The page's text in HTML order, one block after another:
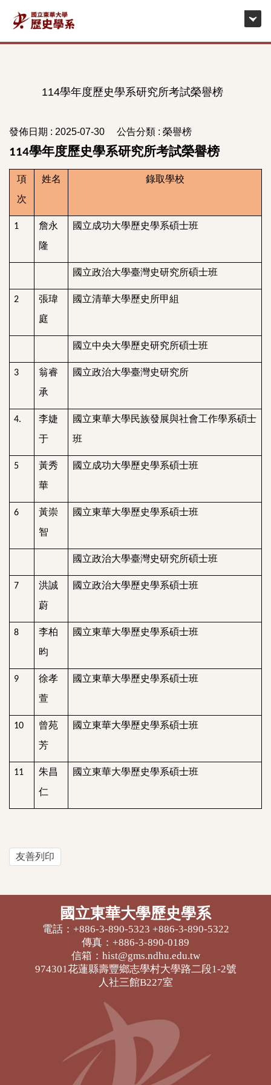
到
114學年度歷史學系研究所考試榮譽榜
發佈日期 : 2025-07-30 公告分類 : 榮譽榜
114學年度歷史學系研究所考試榮譽榜
項
次
姓名 錄取學校
1
詹永
隆
國立成功大學歷史學系碩士班
國立政治大學臺灣史研究所碩士班
2
張瑋
庭
國立清華大學歷史所甲組
國立中央大學歷史研究所碩士班
3
翁睿
承
國立政治大學臺灣史研究所
4.
李婕
于
國立東華大學民族發展與社會工作學系碩士
班
5
黃秀
華
國立成功大學歷史學系碩士班
6
黃崇
智
國立東華大學歷史學系碩士班
國立政治大學臺灣史研究所碩士班
7
洪誠
蔚
國立政治大學歷史學系碩士班
8
李柏
昀
國立東華大學歷史學系碩士班
9
徐孝
萱
國立東華大學歷史學系碩士班
10
曾苑
芳
國立東華大學歷史學系碩士班
11
朱昌
仁
國立東華大學歷史學系碩士班
友善列印
國立東華大學歷史學系
電話：+886-3-890-5323 +886-3-890-5322
傳真：+886-3-890-0189
信箱：hist@gms.ndhu.edu.tw
974301花蓮縣壽豐鄉志學村大學路二段1-2號
人社三館B227室